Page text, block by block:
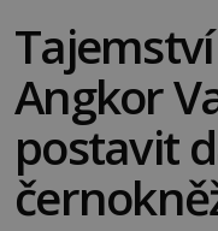
Angkor
postavit